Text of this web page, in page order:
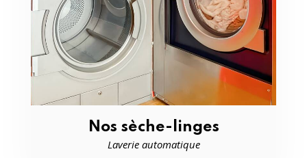
Nos sèche-linges
Laverie automatique